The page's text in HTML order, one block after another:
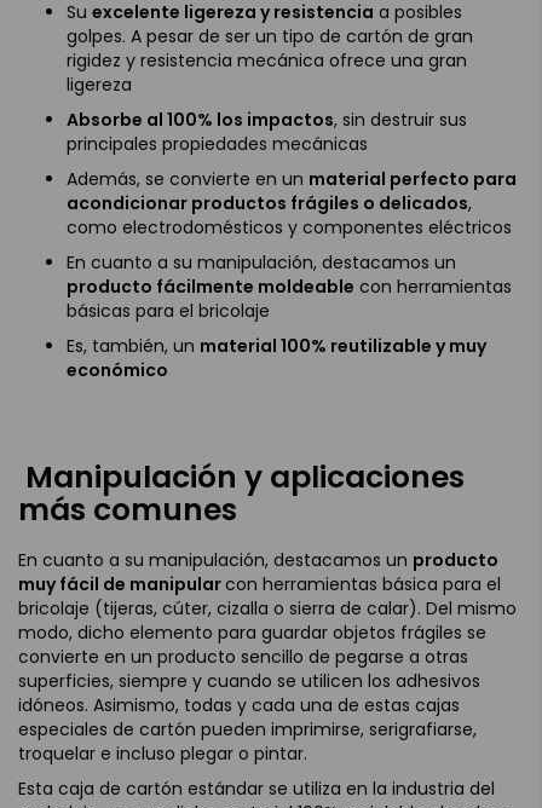
Su excelente ligereza y resistencia a posibles
golpes. A pesar de ser un tipo de cartón de gran
rigidez y resistencia mecánica ofrece una gran
ligereza
Absorbe al 100% los impactos, sin destruir sus
principales propiedades mecánicas
Además, se convierte en un material perfecto para
acondicionar productos frágiles o delicados,
como electrodomésticos y componentes eléctricos
En cuanto a su manipulación, destacamos un
producto fácilmente moldeable con herramientas
básicas para el bricolaje
Es, también, un material 100% reutilizable y muy
económico
Manipulación y aplicaciones
más comunes
En cuanto a su manipulación, destacamos un producto
muy fácil de manipularcon herramientas básica para el
bricolaje (tijeras, cúter, cizalla o sierra de calar). Del mismo
modo, dicho elemento para guardar objetos frágiles se
convierte en un producto sencillo de pegarse a otras
superficies, siempre y cuando se utilicen los adhesivos
idóneos. Asimismo, todas y cada una de estas cajas
especiales de cartón pueden imprimirse, serigrafiarse,
troquelar e incluso plegar o pintar.
Esta caja de cartón estándar se utiliza en la industria del